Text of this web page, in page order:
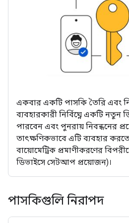
একবার একটি পাসকি তৈরি এবং
ব্যবহারকারী নির্বিঘ্নে একটি নতুন
পারবেন এবং পুনরায় নিবন্ধনের
তাৎক্ষণিকভাবে এটি ব্যবহার
বায়োমেট্রিক প্রমাণীকরণের
ডিভাইসে সেটআপ প্রয়োজন)।
পাসকিগুলি নিরাপদ